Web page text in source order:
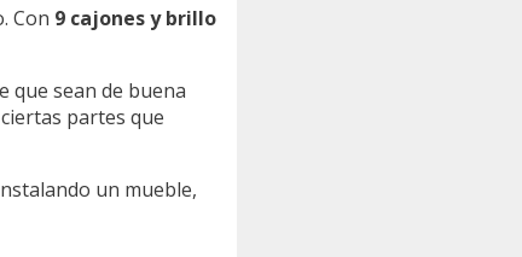
Con 9 cajones y brillo
que sean de buena
partes que
un mueble,